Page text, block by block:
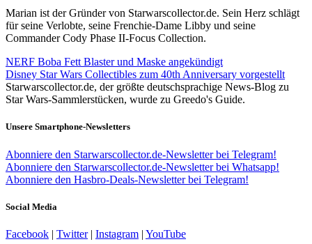
Marian ist der Gründer von Starwarscollector.de. Sein Herz schlägt
für seine Verlobte, seine Frenchie-Dame Libby und seine
Commander Cody Phase II-Focus Collection.
NERF Boba Fett Blaster und Maske angekündigt
Disney Star Wars Collectibles zum 40th Anniversary vorgestellt
Starwarscollector.de, der größte deutschsprachige News-Blog zu
Star Wars-Sammlerstücken, wurde zu Greedo's Guide.
Unsere Smartphone-Newsletters
Abonniere den Starwarscollector.de-Newsletter bei Telegram!
Abonniere den Starwarscollector.de-Newsletter bei Whatsapp!
Abonniere den Hasbro-Deals-Newsletter bei Telegram!
Social Media
Facebook | Twitter| Instagram | YouTube